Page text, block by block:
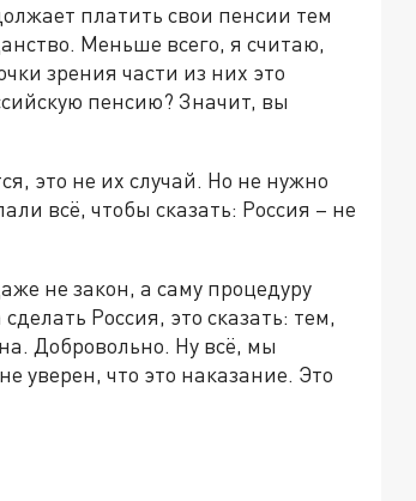
платить свои пенсии тем
Меньше всего, я считаю,
зрения части из них это
пенсию? Значит, вы
это не их случай. Но не нужно
всё, чтобы сказать: Россия – не
не закон, а саму процедуру
Россия, это сказать: тем,
Добровольно. Ну всё, мы
уверен, что это наказание. Это